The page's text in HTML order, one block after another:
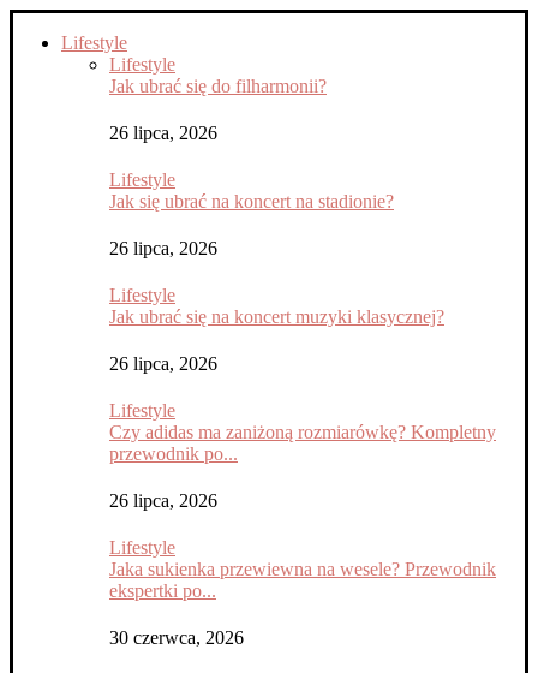
Lifestyle
Lifestyle
Jak ubrać się do filharmonii?
26 lipca, 2026
Lifestyle
Jak się ubrać na koncert na stadionie?
26 lipca, 2026
Lifestyle
Jak ubrać się na koncert muzyki klasycznej?
26 lipca, 2026
Lifestyle
Czy adidas ma zaniżoną rozmiarówkę? Kompletny
przewodnik po...
26 lipca, 2026
Lifestyle
Jaka sukienka przewiewna na wesele? Przewodnik
ekspertki po...
30 czerwca, 2026